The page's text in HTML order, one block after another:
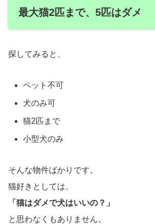
最大猫2匹まで、5匹はダメ
探してみると、
ペット不可
犬のみ可
猫2匹まで
小型犬のみ
そんな物件ばかりです。
猫好きとしては、
「猫はダメで犬はいいの？」
と思わなくもありません。